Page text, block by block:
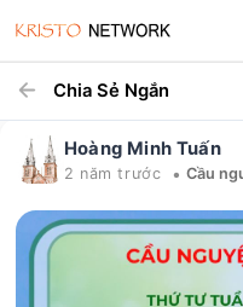
Chia Sẻ Ngắn
Hoàng Minh Tuấn
2 năm trước •